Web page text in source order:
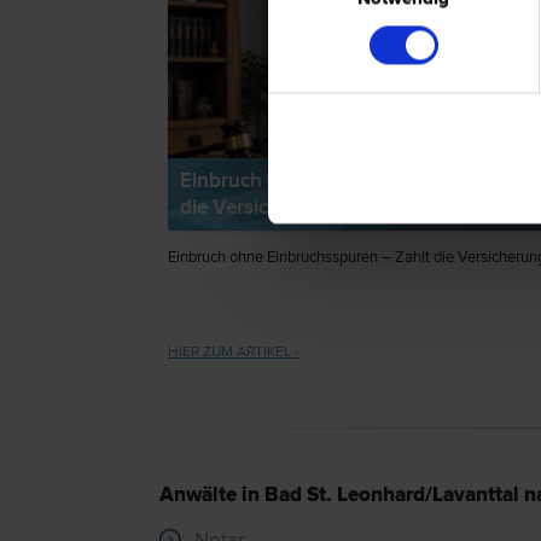
Einbruch ohne Einbruchsspuren – Zahlt
die Versicherung?
Einbruch ohne Einbruchsspuren – Zahlt die
HIER ZUM ARTIKEL ›
Anwälte in Bad St. Leonhard/Lavanttal